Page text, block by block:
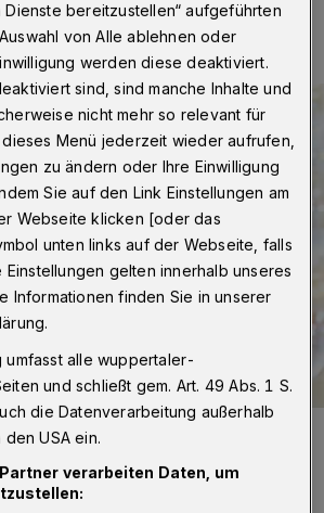
der Sparkasse
Dienste bereitzustellen“ aufgeführten
von Alle ablehnen oder
werden diese deaktiviert.
sind, sind manche Inhalte und
nicht mehr so relevant für
Menü jederzeit wieder aufrufen,
zu ändern oder Ihre Einwilligung
Sie auf den Link Einstellungen am
Webseite klicken [oder das
unten links auf der Webseite, falls
gelten innerhalb unseres
Informationen finden Sie in unserer
umfasst alle wuppertaler-
und schließt gem. Art. 49 Abs. 1 S.
die Datenverarbeitung außerhalb
den USA ein.
verarbeiten Daten, um